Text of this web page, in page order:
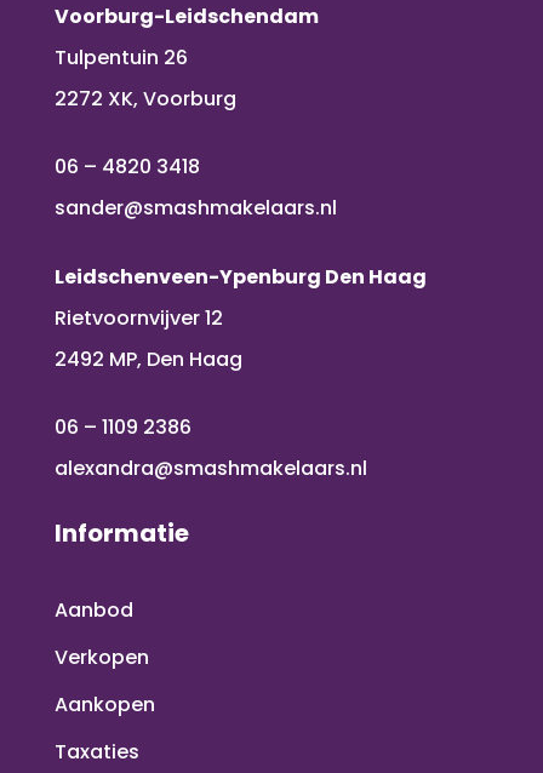
Voorburg-Leidschendam
Tulpentuin 26
2272 XK, Voorburg
06 – 4820 3418
sander@smashmakelaars.nl
Leidschenveen-Ypenburg Den Haag
Rietvoornvijver 12
2492 MP, Den Haag
06 – 1109 2386
alexandra@smashmakelaars.nl
Informatie
Aanbod
Verkopen
Aankopen
Taxaties